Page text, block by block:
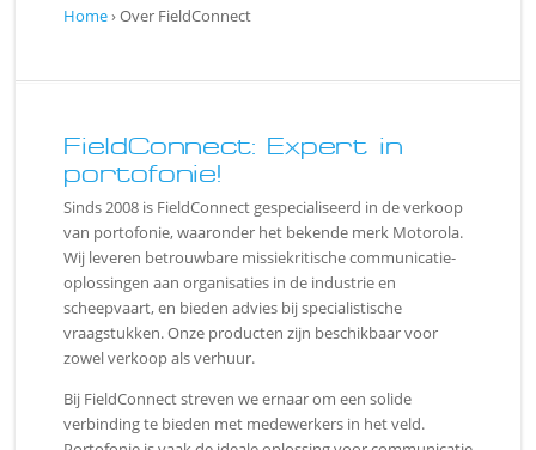
Home›Over FieldConnect
FieldConnect: Expert in
portofonie!
Sinds 2008 is FieldConnect gespecialiseerd in de verkoop
van portofonie, waaronder het bekende merk Motorola.
Wij leveren betrouwbare missiekritische communicatie-
oplossingen aan organisaties in de industrie en
scheepvaart, en bieden advies bij specialistische
vraagstukken. Onze producten zijn beschikbaar voor
zowel verkoop als verhuur.
Bij FieldConnect streven we ernaar om een solide
verbinding te bieden met medewerkers in het veld.